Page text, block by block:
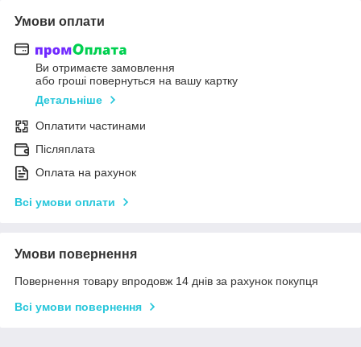
Умови оплати
Ви отримаєте замовлення
або гроші повернуться на вашу картку
Детальніше
Оплатити частинами
Післяплата
Оплата на рахунок
Всі умови оплати
Умови повернення
Повернення товару впродовж 14 днів за рахунок покупця
Всі умови повернення